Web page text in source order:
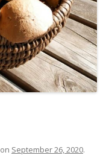
on September 26, 2020.